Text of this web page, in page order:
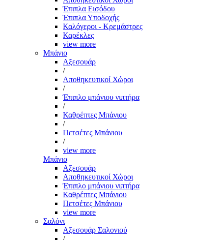
Έπιπλα Εισόδου
Έπιπλα Υποδοχής
Καλόγεροι - Κρεμάστρες
Καρέκλες
view more
Μπάνιο
Αξεσουάρ
/
Αποθηκευτικοί Χώροι
/
Έπιπλο μπάνιου νιπτήρα
/
Καθρέπτες Μπάνιου
/
Πετσέτες Μπάνιου
/
view more
Μπάνιο
Αξεσουάρ
Αποθηκευτικοί Χώροι
Έπιπλο μπάνιου νιπτήρα
Καθρέπτες Μπάνιου
Πετσέτες Μπάνιου
view more
Σαλόνι
Αξεσουάρ Σαλονιού